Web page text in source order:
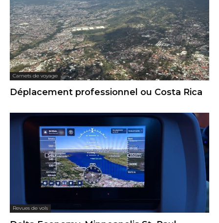
Carnets de voyage
Déplacement professionnel ou Costa Rica
Revues de vols